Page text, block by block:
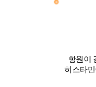
항원이
히스타